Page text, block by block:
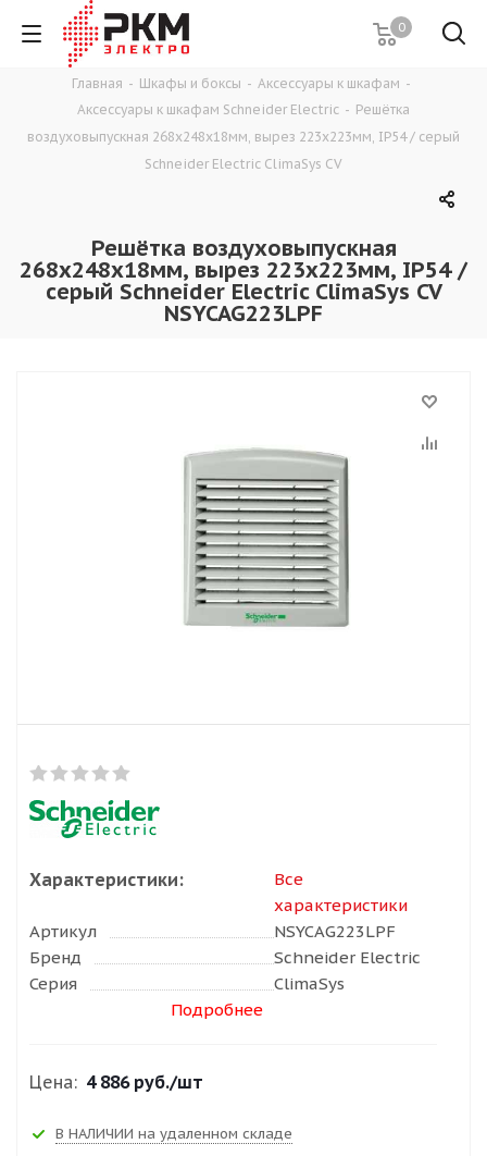
0
Главная - Шкафы и боксы - Аксессуары к шкафам -
Аксессуары к шкафам Schneider Electric - Решётка
воздуховыпускная 268х248х18мм, вырез 223х223мм, IP54 / серый
Schneider Electric ClimaSys CV
Решётка воздуховыпускная
268х248х18мм, вырез 223х223мм, IP54 /
серый Schneider Electric ClimaSys CV
NSYCAG223LPF
Характеристики:
Все
характеристики
Артикул
NSYCAG223LPF
Бренд
Schneider Electric
Серия
ClimaSys
Подробнее
Цена: 4 886 руб./шт
В НАЛИЧИИ на удаленном складе